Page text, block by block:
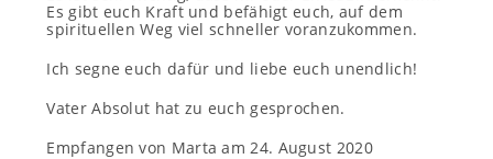
Es gibt euch Kraft und befähigt euch, auf dem
spirituellen Weg viel schneller voranzukommen.
Ich segne euch dafür und liebe euch unendlich!
Vater Absolut hat zu euch gesprochen.
Empfangen von Marta am 24. August 2020